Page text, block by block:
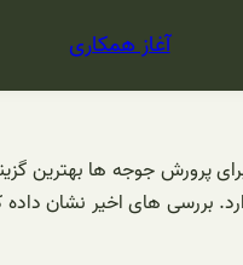
آغاز همکاری
است که برای پرورش جوجه ها
های اخیر نشان داده